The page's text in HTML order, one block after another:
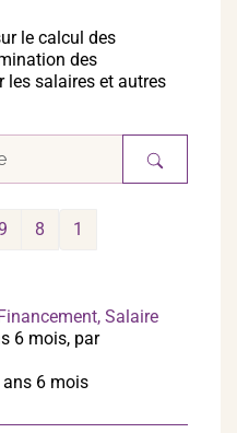
le calcul des
des
les salaires et autres
1
8
Salaire
6 mois, par
6 mois